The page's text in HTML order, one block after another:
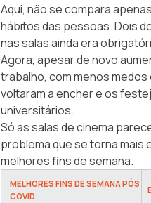
Aqui, não se compara
hábitos das pessoas. Dois
nas salas ainda era
Agora, apesar de novo
trabalho, com menos
voltaram a encher e os
universitários.
Só as salas de cinema
problema que se torna mais
melhores fins de semana.
MELHORES FINS DE SEMANA PÓS
COVID